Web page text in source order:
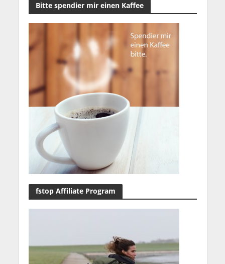
Bitte spendier mir einen Kaffee
fstop Affiliate Program